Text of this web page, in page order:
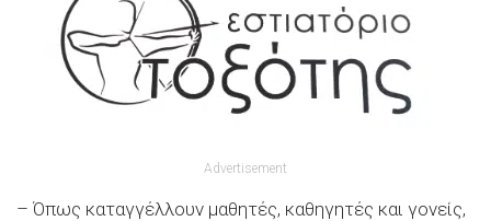
Advertisement
– Όπως καταγγέλλουν μαθητές, καθηγητές και γονείς,